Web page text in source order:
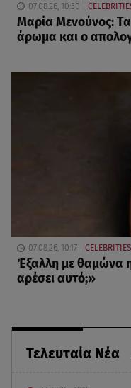
Τελευταία Νέα
07.08.26, 10:50
Μαρία Μενούνος: Τα
άρωμα και ο
07.08.26, 10:17
Έξαλλη με θαμώνα
αρέσει αυτό;»